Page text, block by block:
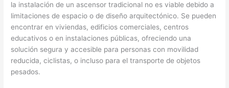
la instalación de un ascensor tradicional no es viable debido a
limitaciones de espacio o de diseño arquitectónico. Se pueden
encontrar en viviendas, edificios comerciales, centros
educativos o en instalaciones públicas, ofreciendo una
solución segura y accesible para personas con movilidad
reducida, ciclistas, o incluso para el transporte de objetos
pesados.